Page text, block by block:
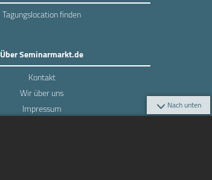
Tagungslocation finden
Über Seminarmarkt.de
Kontakt
Wir über uns
Impressum
Nach unten